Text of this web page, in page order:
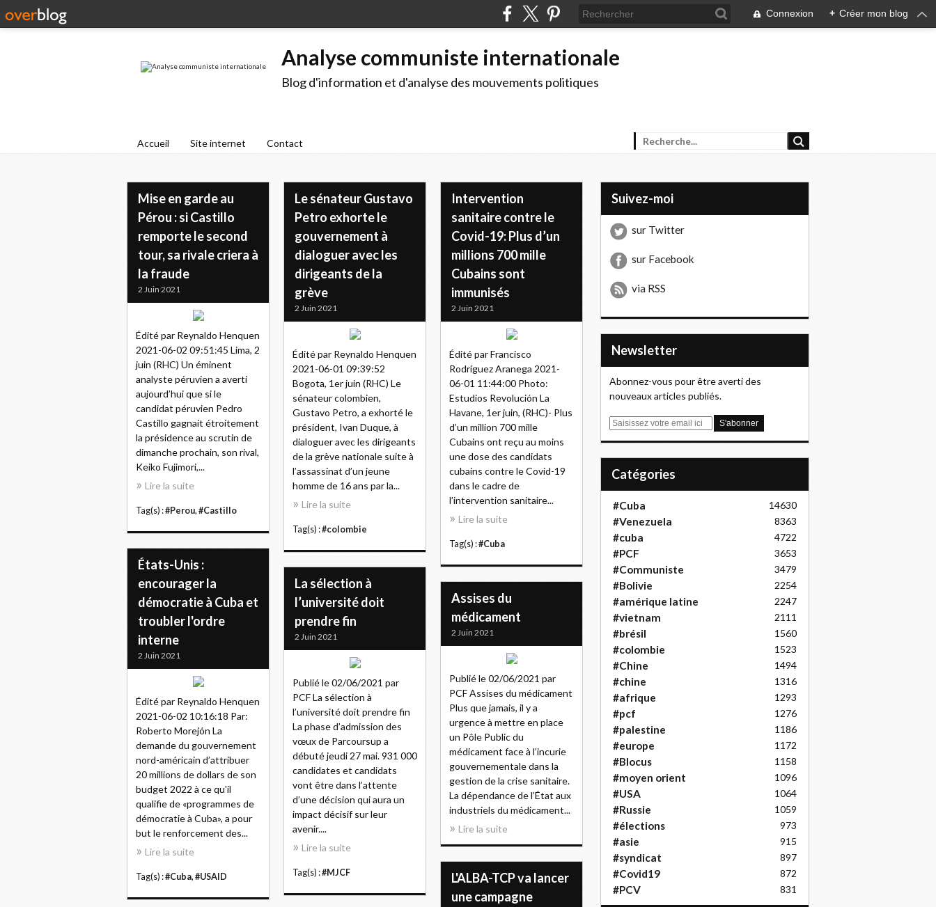
Connexion + Créer mon blog
Analyse communiste internationale
Blog d'information et d'analyse des mouvements politiques
Accueil Site internet Contact
Mise en garde au
Pérou : si Castillo
remporte le second
tour, sa rivale criera à
la fraude
2 Juin 2021
Édité par Reynaldo Henquen
2021-06-02 09:51:45 Lima, 2
juin (RHC) Un éminent
analyste péruvien a averti
aujourd’hui que si le
candidat péruvien Pedro
Castillo gagnait étroitement
la présidence au scrutin de
dimanche prochain, son rival,
Keiko Fujimori,...
Lire la suite
Tag(s) :#Perou, #Castillo
Le sénateur Gustavo
Petro exhorte le
gouvernement à
dialoguer avec les
dirigeants de la
grève
2 Juin 2021
Édité par Reynaldo Henquen
2021-06-01 09:39:52
Bogota, 1er juin (RHC) Le
sénateur colombien,
Gustavo Petro, a exhorté le
président, Ivan Duque, à
dialoguer avec les dirigeants
de la grève nationale suite à
l’assassinat d’un jeune
homme de 16 ans par la...
Lire la suite
Tag(s) :#colombie
Intervention
sanitaire contre le
Covid-19: Plus d’un
millions 700 mille
Cubains sont
immunisés
2 Juin 2021
Édité par Francisco
Rodríguez Aranega 2021-
06-01 11:44:00 Photo:
Estudios Revolución La
Havane, 1er juin, (RHC)- Plus
d’un million 700 mille
Cubains ont reçu au moins
une dose des candidats
cubains contre le Covid-19
dans le cadre de
l’intervention sanitaire...
Lire la suite
Tag(s) :#Cuba
États-Unis :
encourager la
démocratie à Cuba et
troubler l'ordre
interne
2 Juin 2021
Édité par Reynaldo Henquen
2021-06-02 10:16:18 Par:
Roberto Morejón La
demande du gouvernement
nord-américain d’attribuer
20 millions de dollars de son
budget 2022 à ce qu'il
qualifie de «programmes de
démocratie à Cuba», a pour
but le renforcement des...
Lire la suite
Tag(s) :#Cuba, #USAID
La sélection à
l’université doit
prendre fin
2 Juin 2021
Publié le 02/06/2021 par
PCF La sélection à
l’université doit prendre fin
La phase d’admission des
vœux de Parcoursup a
débuté jeudi 27 mai. 931 000
candidates et candidats
vont être dans l’attente
d’une décision qui aura un
impact décisif sur leur
avenir....
Lire la suite
Tag(s) :#MJCF
Assises du
médicament
2 Juin 2021
Publié le 02/06/2021 par
PCF Assises du médicament
Plus que jamais, il y a
urgence à mettre en place
un Pôle Public du
médicament face à l’incurie
gouvernementale dans la
gestion de la crise sanitaire.
La dépendance de l’État aux
industriels du médicament...
Lire la suite
L'ALBA-TCP va lancer
une campagne
Suivez-moi
sur Twitter
sur Facebook
via RSS
Newsletter
Abonnez-vous pour être averti des
nouveaux articles publiés.
E
Catégories
#Cuba 14630
#Venezuela 8363
#cuba 4722
#PCF 3653
#Communiste 3479
#Bolivie 2254
#amérique latine 2247
#vietnam 2111
#brésil 1560
#colombie 1523
#Chine 1494
#chine 1316
#afrique 1293
#pcf 1276
#palestine 1186
#europe 1172
#Blocus 1158
#moyen orient 1096
#USA 1064
#Russie 1059
#élections 973
#asie 915
#syndicat 897
#Covid19 872
#PCV 831